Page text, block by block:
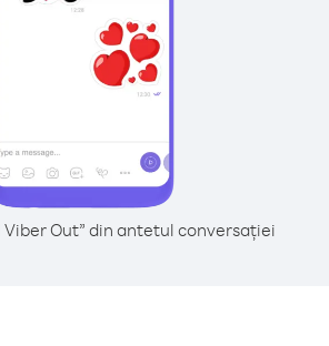
Viber Out” din antetul conversației